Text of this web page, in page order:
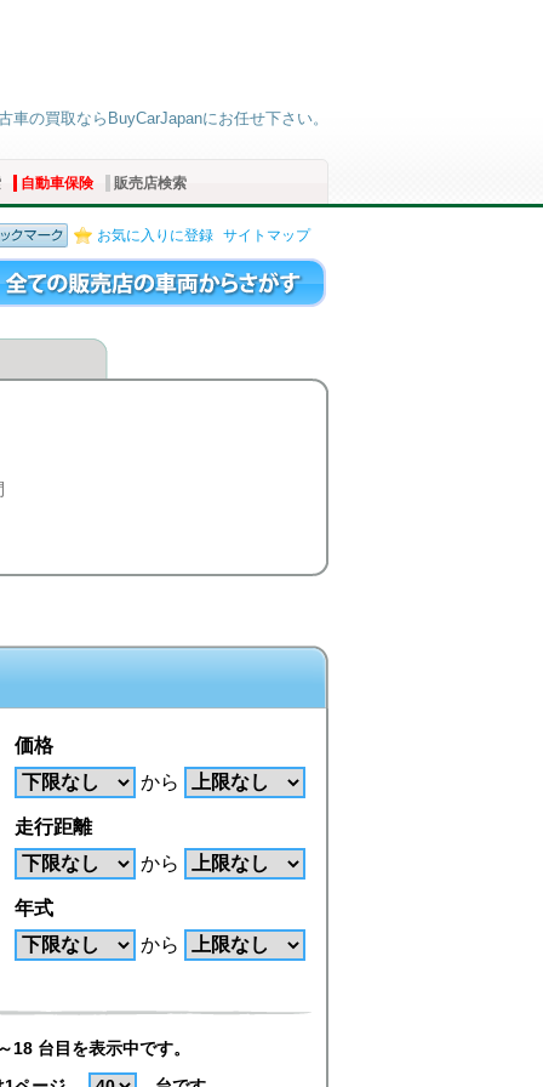
車の買取ならBuyCarJapanにお任せ下さい。
自動車保険 販売店検索
お気に入りに登録 サイトマップ
価格
から
走行距離
から
年式
から
18 台目を表示中です。